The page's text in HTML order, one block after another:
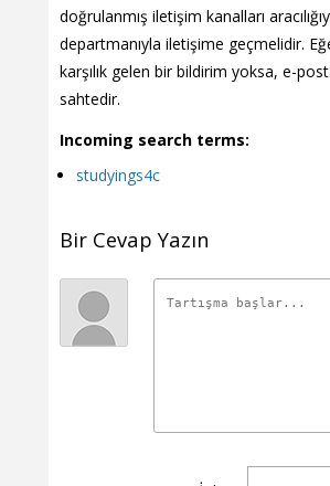
doğrulanmış iletişim kanalları
departmanıyla iletişime geçmelidir.
karşılık gelen bir bildirim yoksa, e-
sahtedir.
Incoming search terms:
studyings4c
Bir Cevap Yazın